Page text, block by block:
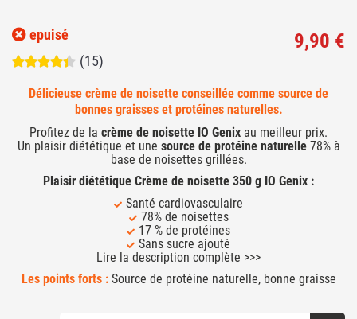
(15)
9,90 €
Délicieuse crème de noisette conseillée comme source de
bonnes graisses et protéines naturelles.
Profitez de la crème de noisette IO Genix au meilleur prix.
Un plaisir diététique et une source de protéine naturelle78% à
base de noisettes grillées.
Plaisir diététique Crème de noisette 350 g IO Genix :
Santé cardiovasculaire
78% de noisettes
17 % de protéines
Sans sucre ajouté
Lire la description complète >>>
Les points forts : Source de protéine naturelle, bonne graisse
epuisé